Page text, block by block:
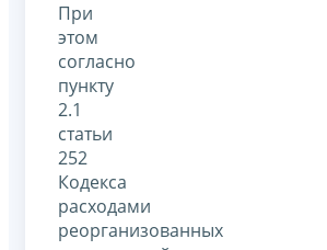
При
этом
согласно
пункту
2.1
статьи
252
Кодекса
расходами
реорганизованных